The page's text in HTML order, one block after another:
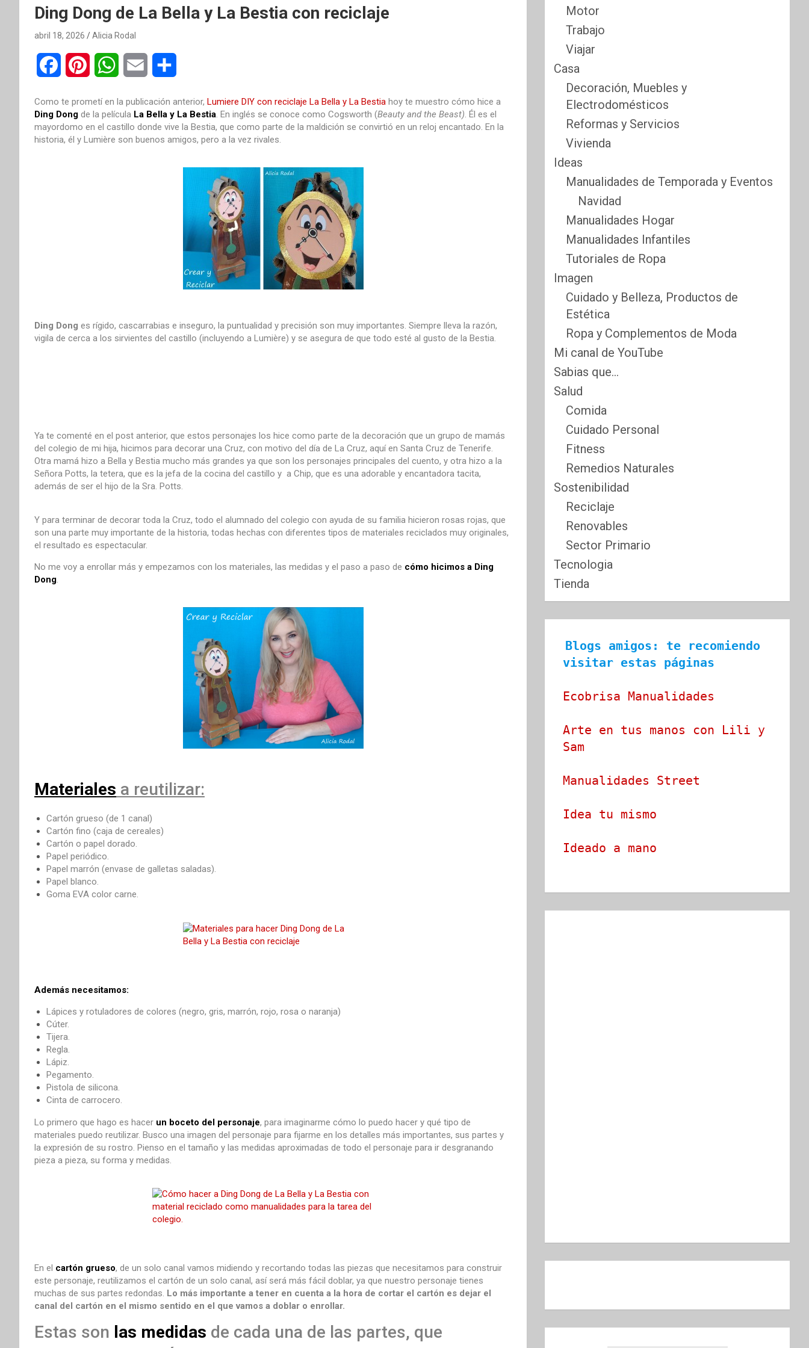
Ding Dong de La Bella y La Bestia con reciclaje
abril 18, 2026 Alicia Rodal
c
e
n
t
a
t
a
i
m
p
Como te prometí en la publicación anterior, Lumiere DIY con reciclaje La Bella y La Bestia hoy te muestro cómo hice a
Ding Dong de la película La Bella y La Bestia. En inglés se conoce como Cogsworth (Beauty and the Beast). Él es el
mayordomo en el castillo donde vive la Bestia, que como parte de la maldición se convirtió en un reloj encantado. En la
historia, él y Lumière son buenos amigos, pero a la vez rivales.
Ding Dong es rígido, cascarrabias e inseguro, la puntualidad y precisión son muy importantes. Siempre lleva la razón,
vigila de cerca a los sirvientes del castillo (incluyendo a Lumière) y se asegura de que todo esté al gusto de la Bestia.
Ya te comenté en el post anterior, que estos personajes los hice como parte de la decoración que un grupo de mamás
del colegio de mi hija, hicimos para decorar una Cruz, con motivo del día de La Cruz, aquí en Santa Cruz de Tenerife.
Otra mamá hizo a Bella y Bestia mucho más grandes ya que son los personajes principales del cuento, y otra hizo a la
Señora Potts, la tetera, que es la jefa de la cocina del castillo y a Chip, que es una adorable y encantadora tacita,
además de ser el hijo de la Sra. Potts.
Y para terminar de decorar toda la Cruz, todo el alumnado del colegio con ayuda de su familia hicieron rosas rojas, que
son una parte muy importante de la historia, todas hechas con diferentes tipos de materiales reciclados muy originales,
el resultado es espectacular.
No me voy a enrollar más y empezamos con los materiales, las medidas y el paso a paso de cómo hicimos a Ding
Dong.
Materiales a reutilizar:
Cartón grueso (de 1 canal)
Cartón fino (caja de cereales)
Cartón o papel dorado.
Papel periódico.
Papel marrón (envase de galletas saladas).
Papel blanco.
Goma EVA color carne.
Además necesitamos:
Lápices y rotuladores de colores (negro, gris, marrón, rojo, rosa o naranja)
Cúter.
Tijera.
Regla.
Lápiz.
Pegamento.
Pistola de silicona.
Cinta de carrocero.
Lo primero que hago es hacer un boceto del personaje, para imaginarme cómo lo puedo hacer y qué tipo de
materiales puedo reutilizar. Busco una imagen del personaje para fijarme en los detalles más importantes, sus partes y
la expresión de su rostro. Pienso en el tamaño y las medidas aproximadas de todo el personaje para ir desgranando
pieza a pieza, su forma y medidas.
En el cartón grueso, de un solo canal vamos midiendo y recortando todas las piezas que necesitamos para construir
este personaje, reutilizamos el cartón de un solo canal, así será más fácil doblar, ya que nuestro personaje tienes
muchas de sus partes redondas. Lo más importante a tener en cuenta a la hora de cortar el cartón es dejar el
canal del cartón en el mismo sentido en el que vamos a doblar o enrollar.
Estas son las medidas de cada una de las partes, que
Motor
Trabajo
Viajar
Casa
Decoración, Muebles y
Electrodomésticos
Reformas y Servicios
Vivienda
Ideas
Manualidades de Temporada y Eventos
Navidad
Manualidades Hogar
Manualidades Infantiles
Tutoriales de Ropa
Imagen
Cuidado y Belleza, Productos de
Estética
Ropa y Complementos de Moda
Mi canal de YouTube
Sabias que…
Salud
Comida
Cuidado Personal
Fitness
Remedios Naturales
Sostenibilidad
Reciclaje
Renovables
Sector Primario
Tecnologia
Tienda
Blogs amigos: te recomiendo
visitar estas páginas
Ecobrisa Manualidades
Arte en tus manos con Lili y
Sam
Manualidades Street
Idea tu mismo
Ideado a mano